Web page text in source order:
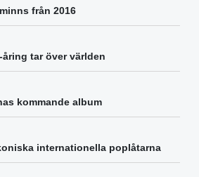
från 2016
åring tar över världen
kommande album
internationella poplåtarna